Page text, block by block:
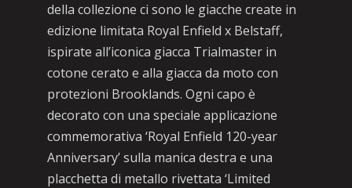
della collezione ci sono le giacche create in
edizione limitata Royal Enfield x Belstaff,
ispirate all’iconica giacca Trialmaster in
cotone cerato e alla giacca da moto con
protezioni Brooklands. Ogni capo è
decorato con una speciale applicazione
commemorativa ‘Royal Enfield 120-year
Anniversary’ sulla manica destra e una
placchetta di metallo rivettata ‘Limited